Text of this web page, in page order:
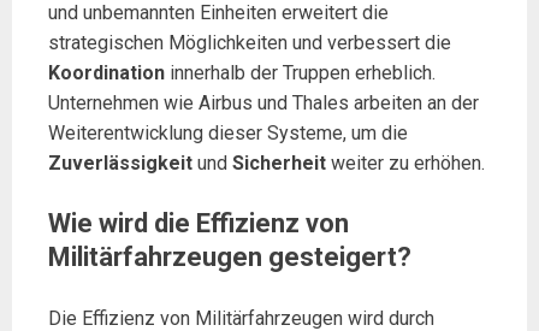
und unbemannten Einheiten erweitert die
strategischen Möglichkeiten und verbessert die
Koordination innerhalb der Truppen erheblich.
Unternehmen wie Airbus und Thales arbeiten an der
Weiterentwicklung dieser Systeme, um die
Zuverlässigkeit und Sicherheit weiter zu erhöhen.
Wie wird die Effizienz von
Militärfahrzeugen gesteigert?
Die Effizienz von Militärfahrzeugen wird durch